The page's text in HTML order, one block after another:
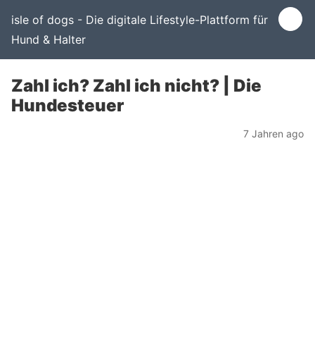
isle of dogs - Die digitale Lifestyle-Plattform für
Hund & Halter
Zahl ich? Zahl ich nicht? | Die
Hundesteuer
7 Jahren ago